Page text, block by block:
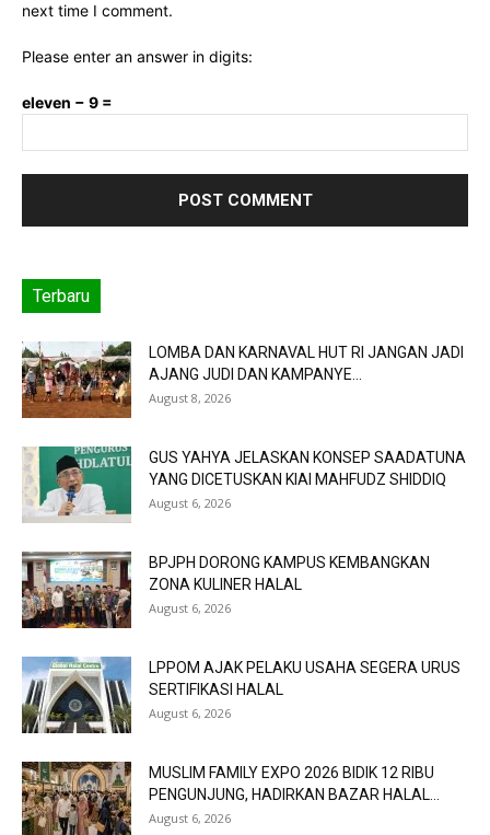
next time I comment.
Please enter an answer in digits:
eleven − 9 =
Terbaru
LOMBA DAN KARNAVAL HUT RI JANGAN JADI
AJANG JUDI DAN KAMPANYE...
August 8, 2026
GUS YAHYA JELASKAN KONSEP SAADATUNA
YANG DICETUSKAN KIAI MAHFUDZ SHIDDIQ
August 6, 2026
BPJPH DORONG KAMPUS KEMBANGKAN
ZONA KULINER HALAL
August 6, 2026
LPPOM AJAK PELAKU USAHA SEGERA URUS
SERTIFIKASI HALAL
August 6, 2026
MUSLIM FAMILY EXPO 2026 BIDIK 12 RIBU
PENGUNJUNG, HADIRKAN BAZAR HALAL...
August 6, 2026